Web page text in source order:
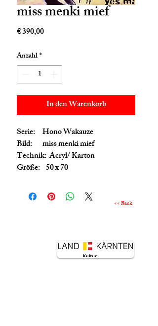
miss menki mief
€ 390,00Preis
Anzahl*
In den Warenkorb
Serie: Hono Wakauze
Bild: miss menki mief
Technik: Acryl/ Karton
Größe: 50 x 70
<< Back